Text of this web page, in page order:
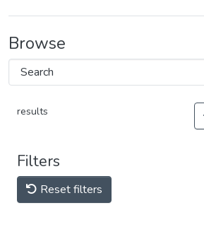
Browse
results
Filters
Reset filters